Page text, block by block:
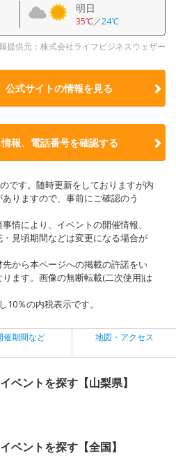
明日
35℃／24℃
提供元：株式会社ライフビジネスウェザー
公式サイトの情報を見る
報、電話番号を確認する
です。随時更新をしておりますが内
りますので、事前にご確認のう
情により、イベントの開催情報、
見頃期間などは変更になる場合が
から本ページへの掲載の許諾をい
ます。画像の無断転載(二次使用)は
％の内税表示です。
催期間など 地図・アクセス
ベントを探す【山梨県】
ベントを探す【全国】